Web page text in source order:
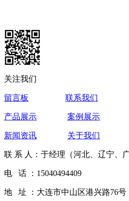
关注我们
留言板 联系我们
产品展示 案例展示
新闻资讯 关于我们
联 系 人：于经理（河北、辽宁
电 话 ：15040494409
地 址 ：大连市中山区港兴路76号